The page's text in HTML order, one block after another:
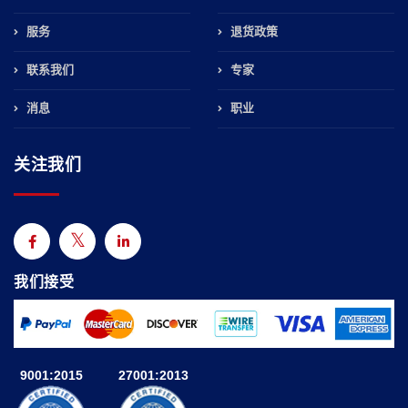
服务
联系我们
消息
退货政策
专家
职业
关注我们
我们接受
9001:2015 27001:2013